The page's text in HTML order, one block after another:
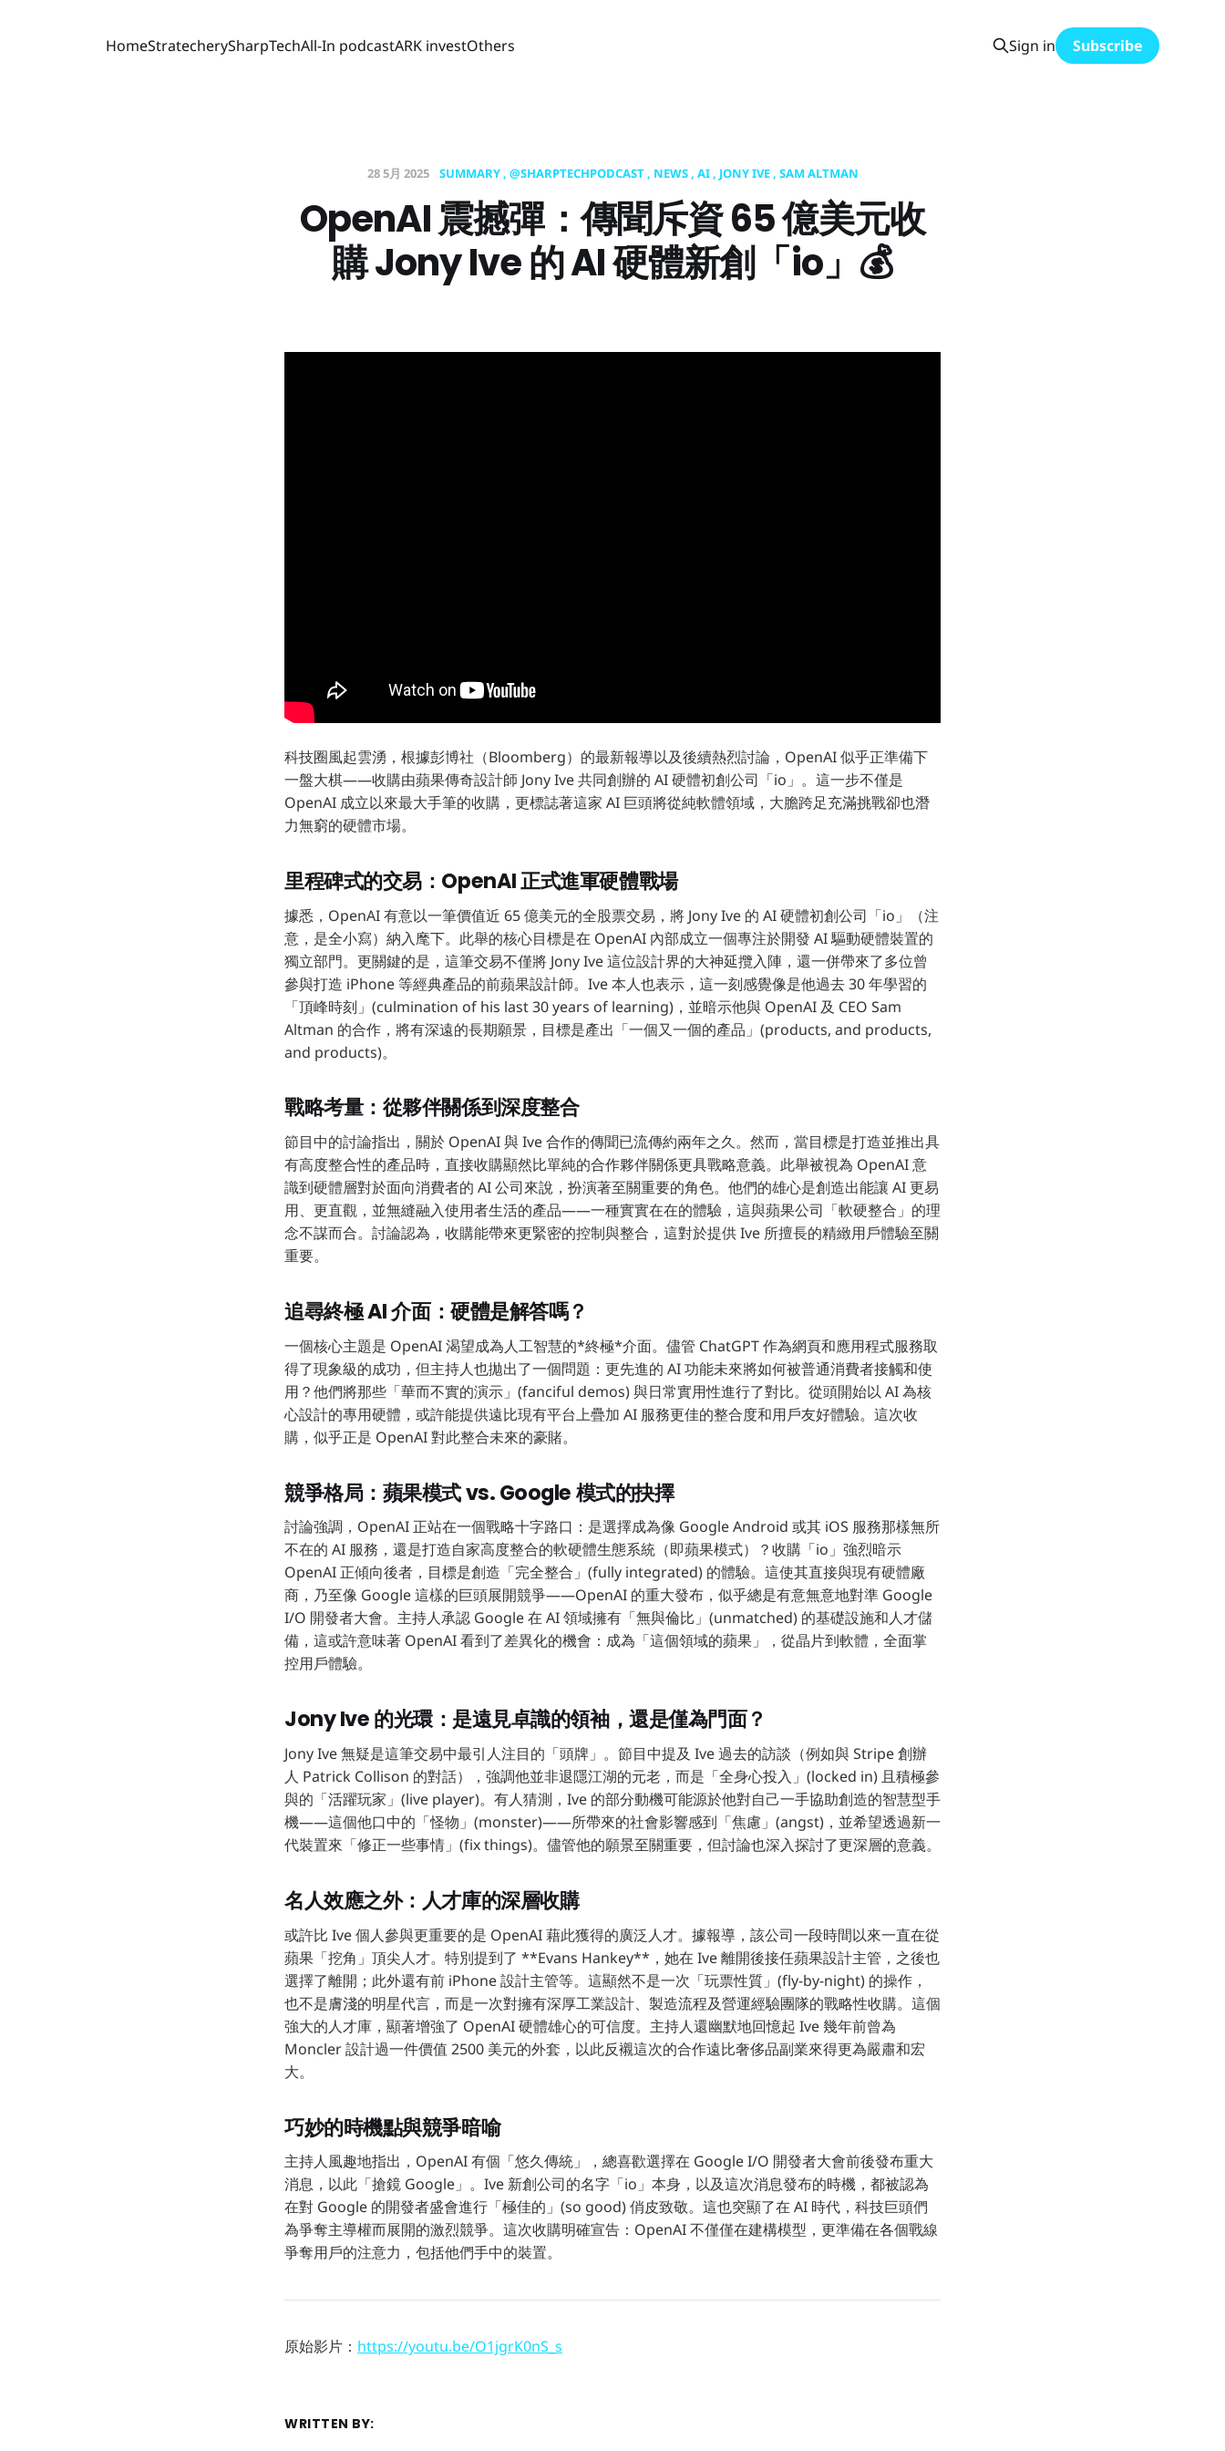
HomeStratecherySharpTechAll-In podcastARK investOthers Sign in Subscribe
28 5月 2025 SUMMARY @SHARPTECHPODCAST NEWS AI JONY IVE SAM ALTMAN
OpenAI 震撼彈：傳聞斥資 65 億美元收
購 Jony Ive 的 AI 硬體新創「io」💰
科技圈風起雲湧，根據彭博社（Bloomberg）的最新報導以及後續熱烈討論，OpenAI 似乎正準備下
一盤大棋——收購由蘋果傳奇設計師 Jony Ive 共同創辦的 AI 硬體初創公司「io」。這一步不僅是
OpenAI 成立以來最大手筆的收購，更標誌著這家 AI 巨頭將從純軟體領域，大膽跨足充滿挑戰卻也潛
力無窮的硬體市場。
里程碑式的交易：OpenAI 正式進軍硬體戰場
據悉，OpenAI 有意以一筆價值近 65 億美元的全股票交易，將 Jony Ive 的 AI 硬體初創公司「io」（注
意，是全小寫）納入麾下。此舉的核心目標是在 OpenAI 內部成立一個專注於開發 AI 驅動硬體裝置的
獨立部門。更關鍵的是，這筆交易不僅將 Jony Ive 這位設計界的大神延攬入陣，還一併帶來了多位曾
參與打造 iPhone 等經典產品的前蘋果設計師。Ive 本人也表示，這一刻感覺像是他過去 30 年學習的
「頂峰時刻」(culmination of his last 30 years of learning)，並暗示他與 OpenAI 及 CEO Sam
Altman 的合作，將有深遠的長期願景，目標是產出「一個又一個的產品」(products, and products,
and products)。
戰略考量：從夥伴關係到深度整合
節目中的討論指出，關於 OpenAI 與 Ive 合作的傳聞已流傳約兩年之久。然而，當目標是打造並推出具
有高度整合性的產品時，直接收購顯然比單純的合作夥伴關係更具戰略意義。此舉被視為 OpenAI 意
識到硬體層對於面向消費者的 AI 公司來說，扮演著至關重要的角色。他們的雄心是創造出能讓 AI 更易
用、更直觀，並無縫融入使用者生活的產品——一種實實在在的體驗，這與蘋果公司「軟硬整合」的理
念不謀而合。討論認為，收購能帶來更緊密的控制與整合，這對於提供 Ive 所擅長的精緻用戶體驗至關
重要。
追尋終極 AI 介面：硬體是解答嗎？
一個核心主題是 OpenAI 渴望成為人工智慧的*終極*介面。儘管 ChatGPT 作為網頁和應用程式服務取
得了現象級的成功，但主持人也拋出了一個問題：更先進的 AI 功能未來將如何被普通消費者接觸和使
用？他們將那些「華而不實的演示」(fanciful demos) 與日常實用性進行了對比。從頭開始以 AI 為核
心設計的專用硬體，或許能提供遠比現有平台上疊加 AI 服務更佳的整合度和用戶友好體驗。這次收
購，似乎正是 OpenAI 對此整合未來的豪賭。
競爭格局：蘋果模式 vs. Google 模式的抉擇
討論強調，OpenAI 正站在一個戰略十字路口：是選擇成為像 Google Android 或其 iOS 服務那樣無所
不在的 AI 服務，還是打造自家高度整合的軟硬體生態系統（即蘋果模式）？收購「io」強烈暗示
OpenAI 正傾向後者，目標是創造「完全整合」(fully integrated) 的體驗。這使其直接與現有硬體廠
商，乃至像 Google 這樣的巨頭展開競爭——OpenAI 的重大發布，似乎總是有意無意地對準 Google
I/O 開發者大會。主持人承認 Google 在 AI 領域擁有「無與倫比」(unmatched) 的基礎設施和人才儲
備，這或許意味著 OpenAI 看到了差異化的機會：成為「這個領域的蘋果」，從晶片到軟體，全面掌
控用戶體驗。
Jony Ive 的光環：是遠見卓識的領袖，還是僅為門面？
Jony Ive 無疑是這筆交易中最引人注目的「頭牌」。節目中提及 Ive 過去的訪談（例如與 Stripe 創辦
人 Patrick Collison 的對話），強調他並非退隱江湖的元老，而是「全身心投入」(locked in) 且積極參
與的「活躍玩家」(live player)。有人猜測，Ive 的部分動機可能源於他對自己一手協助創造的智慧型手
機——這個他口中的「怪物」(monster)——所帶來的社會影響感到「焦慮」(angst)，並希望透過新一
代裝置來「修正一些事情」(fix things)。儘管他的願景至關重要，但討論也深入探討了更深層的意義。
名人效應之外：人才庫的深層收購
或許比 Ive 個人參與更重要的是 OpenAI 藉此獲得的廣泛人才。據報導，該公司一段時間以來一直在從
蘋果「挖角」頂尖人才。特別提到了 **Evans Hankey**，她在 Ive 離開後接任蘋果設計主管，之後也
選擇了離開；此外還有前 iPhone 設計主管等。這顯然不是一次「玩票性質」(fly-by-night) 的操作，
也不是膚淺的明星代言，而是一次對擁有深厚工業設計、製造流程及營運經驗團隊的戰略性收購。這個
強大的人才庫，顯著增強了 OpenAI 硬體雄心的可信度。主持人還幽默地回憶起 Ive 幾年前曾為
Moncler 設計過一件價值 2500 美元的外套，以此反襯這次的合作遠比奢侈品副業來得更為嚴肅和宏
大。
巧妙的時機點與競爭暗喻
主持人風趣地指出，OpenAI 有個「悠久傳統」，總喜歡選擇在 Google I/O 開發者大會前後發布重大
消息，以此「搶鏡 Google」。Ive 新創公司的名字「io」本身，以及這次消息發布的時機，都被認為
在對 Google 的開發者盛會進行「極佳的」(so good) 俏皮致敬。這也突顯了在 AI 時代，科技巨頭們
為爭奪主導權而展開的激烈競爭。這次收購明確宣告：OpenAI 不僅僅在建構模型，更準備在各個戰線
爭奪用戶的注意力，包括他們手中的裝置。
原始影片： https://youtu.be/O1jgrK0nS_s
WRITTEN BY: